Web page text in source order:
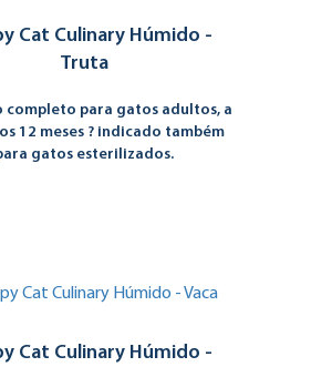
Cat Culinary Húmido -
Truta
completo para gatos adultos, a
12 meses ? indicado também
gatos esterilizados.
Cat Culinary Húmido -